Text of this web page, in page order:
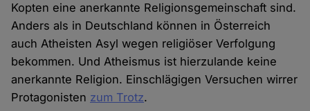
Kopten eine anerkannte Religionsgemeinschaft sind.
Anders als in Deutschland können in Österreich
auch Atheisten Asyl wegen religiöser Verfolgung
bekommen. Und Atheismus ist hierzulande keine
anerkannte Religion. Einschlägigen Versuchen wirrer
Protagonisten zum Trotz.